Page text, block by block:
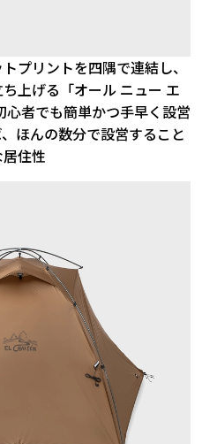
プリントを四隅で連結し、
上げる「オール ニュー エ
心者でも簡単かつ手早く設営
ほんの数分で設営すること
住性